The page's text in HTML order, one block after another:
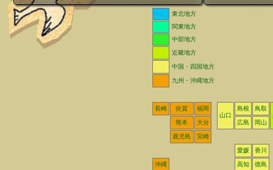
東北地方
関東地方
中部地方
近畿地方
中国・四国地方
九州・沖縄地方
長崎 佐賀
福岡
山口
島根
鳥取
熊本
大分 広島 岡山
鹿児島 宮崎
愛媛 香川
沖縄 高知 徳島